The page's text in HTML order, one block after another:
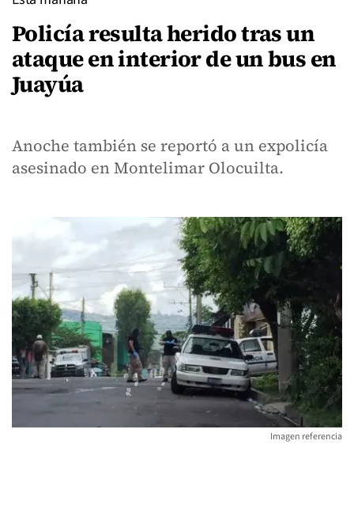
Policía resulta herido tras un
ataque en interior de un bus en
Juayúa
Anoche también se reportó a un expolicía
asesinado en Montelimar Olocuilta.
Imagen referencia